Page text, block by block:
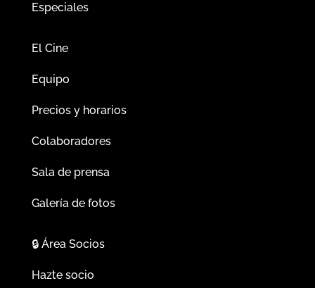
Especiales
El Cine
Equipo
Precios y horarios
Colaboradores
Sala de prensa
Galería de fotos
🔒Área Socios
Hazte socio